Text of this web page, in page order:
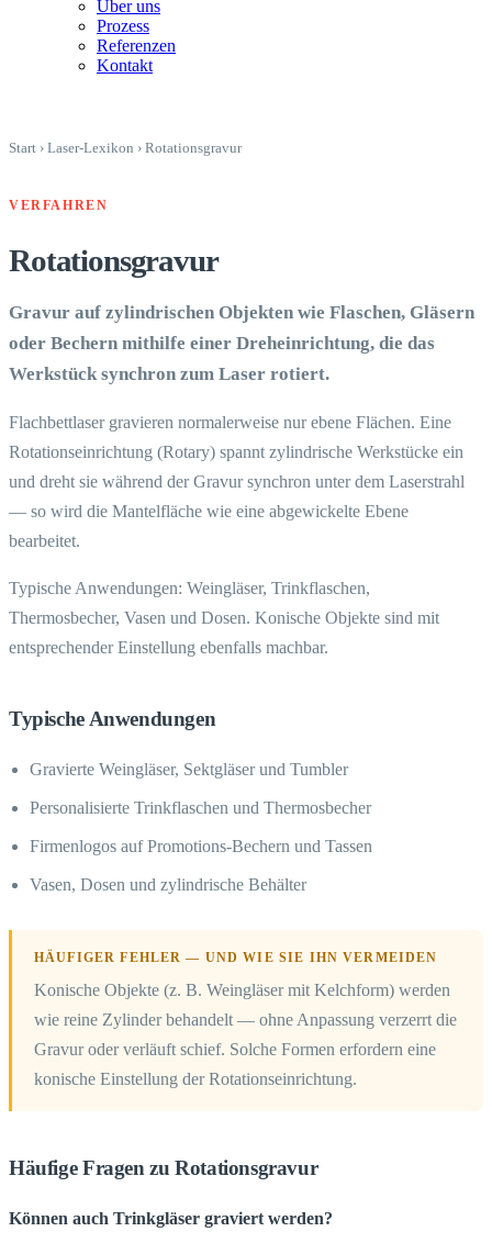
Über uns
Prozess
Referenzen
Kontakt
Start › Laser-Lexikon › Rotationsgravur
VERFAHREN
Rotationsgravur
Gravur auf zylindrischen Objekten wie Flaschen, Gläsern
oder Bechern mithilfe einer Dreheinrichtung, die das
Werkstück synchron zum Laser rotiert.
Flachbettlaser gravieren normalerweise nur ebene Flächen. Eine
Rotationseinrichtung (Rotary) spannt zylindrische Werkstücke ein
und dreht sie während der Gravur synchron unter dem Laserstrahl
— so wird die Mantelfläche wie eine abgewickelte Ebene
bearbeitet.
Typische Anwendungen: Weingläser, Trinkflaschen,
Thermosbecher, Vasen und Dosen. Konische Objekte sind mit
entsprechender Einstellung ebenfalls machbar.
Typische Anwendungen
Gravierte Weingläser, Sektgläser und Tumbler
Personalisierte Trinkflaschen und Thermosbecher
Firmenlogos auf Promotions-Bechern und Tassen
Vasen, Dosen und zylindrische Behälter
HÄUFIGER FEHLER — UND WIE SIE IHN VERMEIDEN
Konische Objekte (z. B. Weingläser mit Kelchform) werden
wie reine Zylinder behandelt — ohne Anpassung verzerrt die
Gravur oder verläuft schief. Solche Formen erfordern eine
konische Einstellung der Rotationseinrichtung.
Häufige Fragen zu Rotationsgravur
Können auch Trinkgläser graviert werden?